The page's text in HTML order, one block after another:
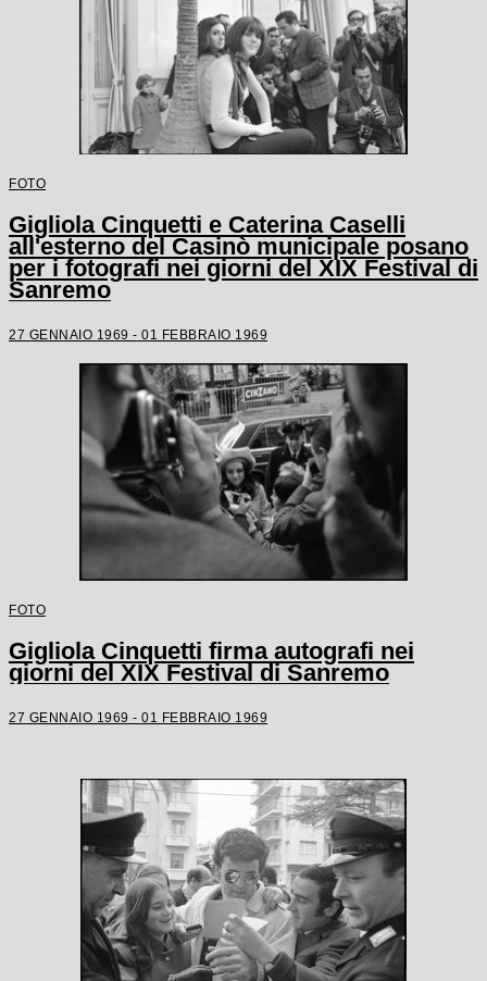
FOTO
Gigliola Cinquetti e Caterina Caselli
all'esterno del Casinò municipale posano
per i fotografi nei giorni del XIX Festival di
Sanremo
27 GENNAIO 1969 - 01 FEBBRAIO 1969
FOTO
Gigliola Cinquetti firma autografi nei
giorni del XIX Festival di Sanremo
27 GENNAIO 1969 - 01 FEBBRAIO 1969